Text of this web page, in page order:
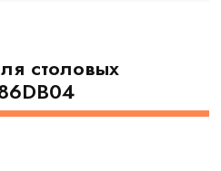
столовых